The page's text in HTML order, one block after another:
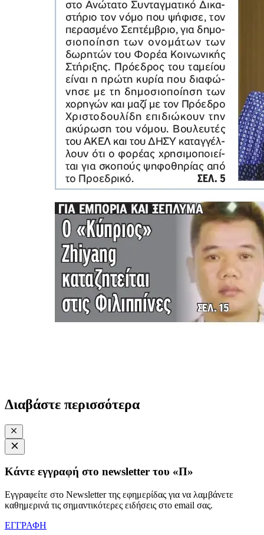
Διαβάστε περισσότερα
Κάντε εγγραφή στο newsletter του «Π»
Εγγραφείτε στο Newsletter της εφημερίδας για να λαμβάνετε
καθημερινά τις σημαντικότερες ειδήσεις στο email σας.
ΕΓΓΡΑΦΗ